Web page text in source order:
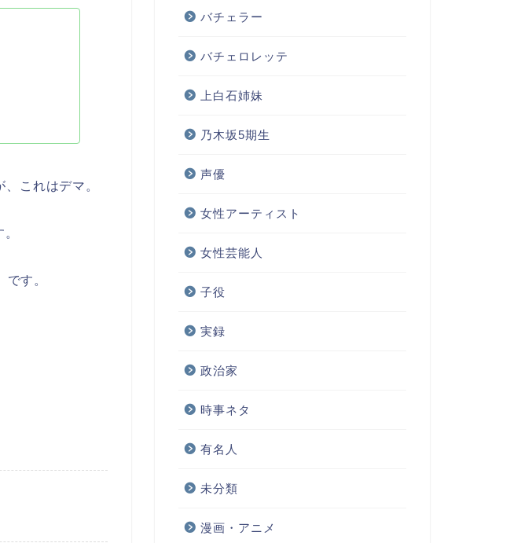
これはデマ。
す。
バチェラー
バチェロレッテ
上白石姉妹
乃木坂5期生
声優
女性アーティスト
女性芸能人
子役
実録
政治家
時事ネタ
有名人
未分類
漫画・アニメ